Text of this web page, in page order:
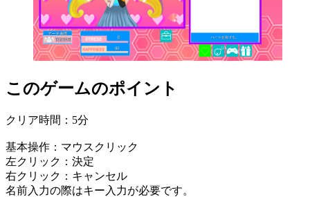
このゲームのポイント
クリア時間：5分
基本操作：マウスクリック
左クリック：決定
右クリック：キャンセル
名前入力の際はキー入力が必要です。